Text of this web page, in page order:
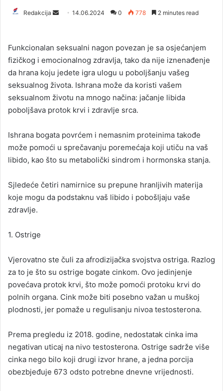
Redakcija
d
a
n
e
m
a
l
14.06.2024 0 778 2 minutes read
Funkcionalan seksualni nagon povezan je sa osjećanjem
fizičkog i emocionalnog zdravlja, tako da nije iznenađenje
da hrana koju jedete igra ulogu u poboljšanju vašeg
seksualnog života. Ishrana može da koristi vašem
seksualnom životu na mnogo načina: jačanje libida
poboljšava protok krvi i zdravlje srca.
Ishrana bogata povrćem i nemasnim proteinima takođe
može pomoći u sprečavanju poremećaja koji utiču na vaš
libido, kao što su metabolički sindrom i hormonska stanja.
Sjledeće četiri namirnice su prepune hranljivih materija
koje mogu da podstaknu vaš libido i pobošljaju vaše
zdravlje.
1. Ostrige
Vjerovatno ste čuli za afrodizijačka svojstva ostriga. Razlog
za to je što su ostrige bogate cinkom. Ovo jedinjenje
povećava protok krvi, što može pomoći protoku krvi do
polnih organa. Cink može biti posebno važan u muškoj
plodnosti, jer pomaže u regulisanju nivoa testosterona.
Prema pregledu iz 2018. godine, nedostatak cinka ima
negativan uticaj na nivo testosterona. Ostrige sadrže više
cinka nego bilo koji drugi izvor hrane, a jedna porcija
obezbjeđuje 673 odsto potrebne dnevne vrijednosti.